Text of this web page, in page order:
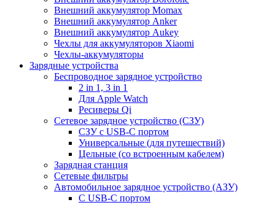
Внешний аккумулятор Momax
Внешний аккумулятор Anker
Внешний аккумулятор Aukey
Чехлы для аккумуляторов Xiaomi
Чехлы-аккумуляторы
Зарядные устройства
Беспроводное зарядное устройство
2 in 1, 3 in 1
Для Apple Watch
Ресиверы Qi
Сетевое зарядное устройство (СЗУ)
СЗУ с USB-C портом
Универсальные (для путешествий)
Цельные (со встроенным кабелем)
Зарядная станция
Сетевые фильтры
Автомобильное зарядное устройство (АЗУ)
C USB-C портом